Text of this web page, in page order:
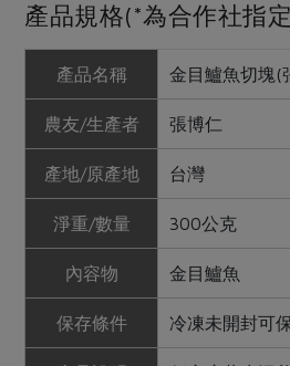
產品規格(*為合作社指
產品名稱 金目鱸魚切塊(
農友/生產者 張博仁
產地/原產地 台灣
淨重/數量 300公克
內容物 金目鱸魚
保存條件 冷凍未開封可